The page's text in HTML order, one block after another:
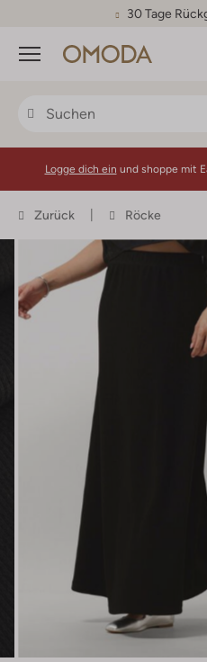
30 Tage
Menü
Logge dich ein und shoppe mit
Zurück Röcke